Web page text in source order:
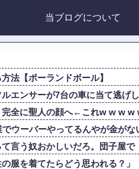
当ブログについて
法【ポーランドボール】
エンサーが7台の車に当て逃げ
完全に聖人の顔へ←これw w w w
ウーバーやってるんやが金がな
言う奴おかしいだろ。団子屋で
服を着てたらどう思われる？」